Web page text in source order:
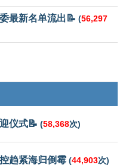
最新名单流出📝 (56,297
仪式📝 (58,368次)
趋紧海归倒霉 (44,903次)